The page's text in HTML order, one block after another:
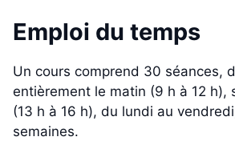
Emploi du temps
Un cours comprend 30 séances,
entièrement le matin (9 h à 12 h),
(13 h à 16 h), du lundi au
semaines.